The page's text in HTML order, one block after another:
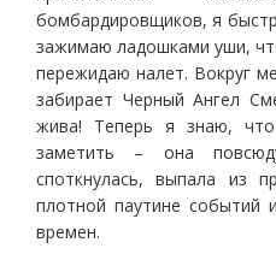
бомбардировщиков, я
зажимаю ладошками уши,
пережидаю налет. Вокруг
забирает Черный Ангел
жива! Теперь я знаю,
заметить – она
споткнулась, выпала из
плотной паутине событий
времен.